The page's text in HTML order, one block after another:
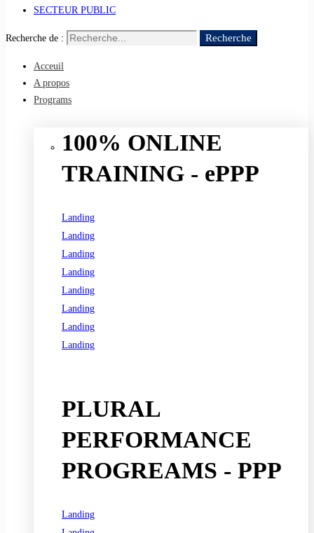
SECTEUR PUBLIC
Recherche de : Recherche
Acceuil
A propos
Programs
100% ONLINE
TRAINING - ePPP
Landing
Landing
Landing
Landing
Landing
Landing
Landing
Landing
PLURAL
PERFORMANCE
PROGREAMS - PPP
Landing